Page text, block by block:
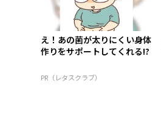
え！あの菌が太りにくい身体
作りをサポートしてくれる!?
PR（レタスクラブ）